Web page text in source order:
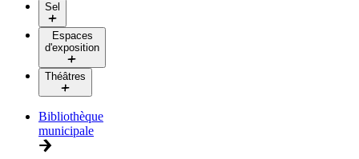
Sel
Espaces
d'exposition
Théâtres
Bibliothèque
municipale